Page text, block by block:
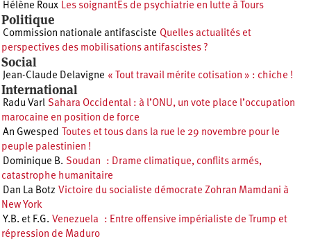
Hélène Roux Les soignantEs de psychiatrie en lutte à Tours
Politique
Commission nationale antifasciste Quelles actualités et
perspectives des mobilisations antifascistes ?
Social
Jean-Claude Delavigne « Tout travail mérite cotisation » : chiche !
International
Radu Varl Sahara Occidental : à l’ONU, un vote place l’occupation
marocaine en position de force
An Gwesped Toutes et tous dans la rue le 29 novembre pour le
peuple palestinien !
Dominique B. Soudan : Drame climatique, conflits armés,
catastrophe humanitaire
Dan La Botz Victoire du socialiste démocrate Zohran Mamdani à
New York
Y.B. et F.G. Venezuela : Entre offensive impérialiste de Trump et
répression de Maduro